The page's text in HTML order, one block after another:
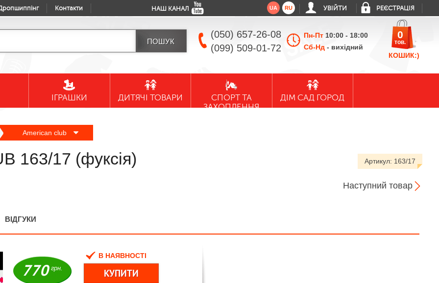
Контакти НАШ КАНАЛ UA RU УВІЙТИ РЕЄСТРАЦІЯ
(050) 657-26-08
(099) 509-01-72
Пн-Пт 10:00 - 18:00
Сб-Нд - вихідний
КОШИК:)
0
тов.
ІГРАШКИ ДИТЯЧІ ТОВАРИ
СПОРТ ТА
ЗАХОПЛЕННЯ
ДІМ САД ГОРОД
American club
163/17 (фуксія) Артикул: 163/17
Наступний товар
ВІДГУКИ
770 грн.
В НАЯВНОСТІ